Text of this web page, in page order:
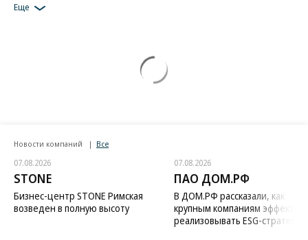
Еще
Новости компаний Все
07.08.2026
STONE
Бизнес-центр STONE Римская
возведен в полную высоту
07.08.2026
ПАО ДОМ.РФ
В ДОМ.РФ рассказали, как
крупным компаниям
реализовывать ESG-стратегию